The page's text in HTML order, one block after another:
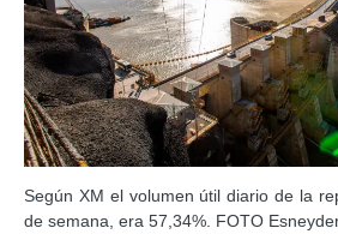
Según XM el volumen útil diario de la
de semana, era 57,34%. FOTO